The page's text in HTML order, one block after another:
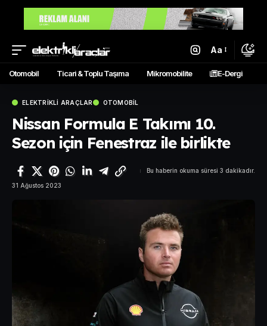
Aa
Otomobil Ticari & Toplu Taşıma Mikromobilite E-Dergi
ELEKTRIKLI ARAÇLAR OTOMOBIL
Nissan Formula E Takımı 10.
Sezon için Fenestraz ile birlikte
31 Ağustos 2023
Bu haberin okuma süresi 3 dakikadır.